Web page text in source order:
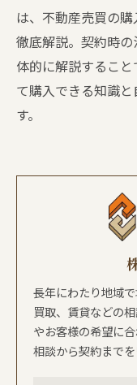
は、不動産売買の
徹底解説。契約時
体的に解説するこ
て購入できる知識
す。
長年にわたり地域
買取、賃貸などの
やお客様の希望に
相談から契約までを